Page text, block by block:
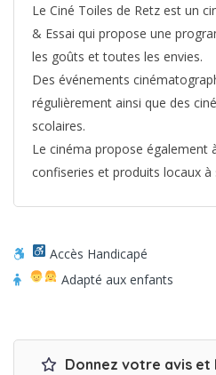
Le Ciné Toiles de Retz est un
& Essai qui propose une
les goûts et toutes les envies.
Des événements
régulièrement ainsi que des
scolaires.
Le cinéma propose également
confiseries et produits locaux à
Accès Handicapé
Adapté aux enfants
Donnez votre avis et